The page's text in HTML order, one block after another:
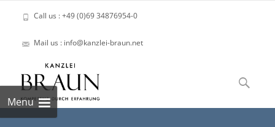
Call us : +49 (0)69 34876954-0
Mail us : info@kanzlei-braun.net
Menu
to
content
Suchen
nach: